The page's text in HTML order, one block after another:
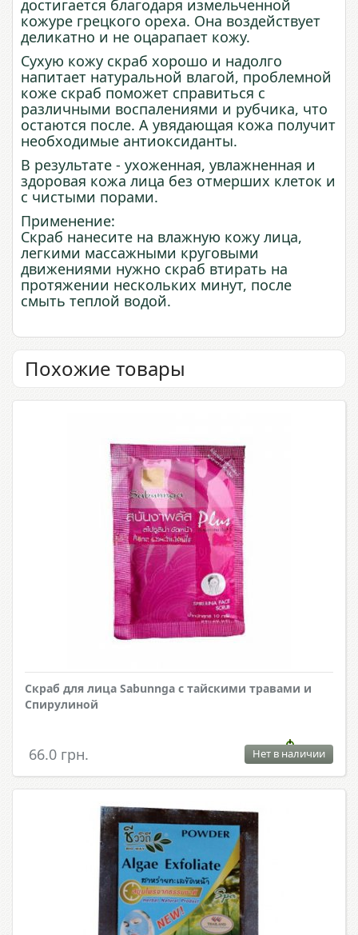
достигается благодаря измельченной
кожуре грецкого ореха. Она воздействует
деликатно и не оцарапает кожу.
Сухую кожу скраб хорошо и надолго
напитает натуральной влагой, проблемной
коже скраб поможет справиться с
различными воспалениями и рубчика, что
остаются после. А увядающая кожа получит
необходимые антиоксиданты.
В результате - ухоженная, увлажненная и
здоровая кожа лица без отмерших клеток и
с чистыми порами.
Применение:
Скраб нанесите на влажную кожу лица,
легкими массажными круговыми
движениями нужно скраб втирать на
протяжении нескольких минут, после
смыть теплой водой.
Похожие товары
Скраб для лица Sabunnga с тайскими травами и
Спирулиной
66.0 грн. Нет в наличии